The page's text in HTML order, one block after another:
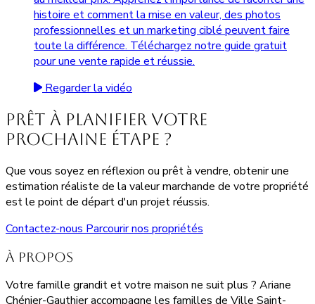
histoire et comment la mise en valeur, des photos
professionnelles et un marketing ciblé peuvent faire
toute la différence. Téléchargez notre guide gratuit
pour une vente rapide et réussie.
Regarder la vidéo
Prêt à planifier votre
prochaine étape ?
Que vous soyez en réflexion ou prêt à vendre, obtenir une
estimation réaliste de la valeur marchande de votre propriété
est le point de départ d'un projet réussis.
Contactez-nous Parcourir nos propriétés
À propos
Votre famille grandit et votre maison ne suit plus ? Ariane
Chénier-Gauthier accompagne les familles de Ville Saint-